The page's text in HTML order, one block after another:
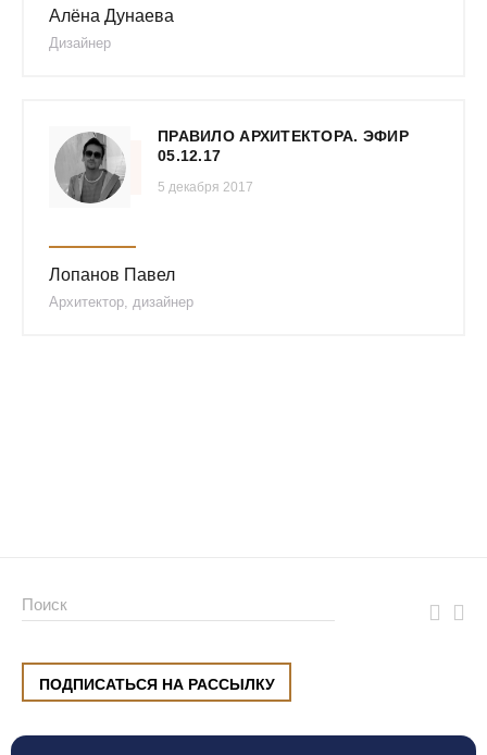
Алёна Дунаева
Дизайнер
ПРАВИЛО АРХИТЕКТОРА. ЭФИР
05.12.17
5 декабря 2017
Лопанов Павел
Архитектор, дизайнер
ПОДПИСАТЬСЯ НА РАССЫЛКУ
ул. Малышева, 8, Екатеринбург